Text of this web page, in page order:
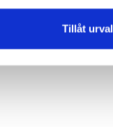
Tillåt urval